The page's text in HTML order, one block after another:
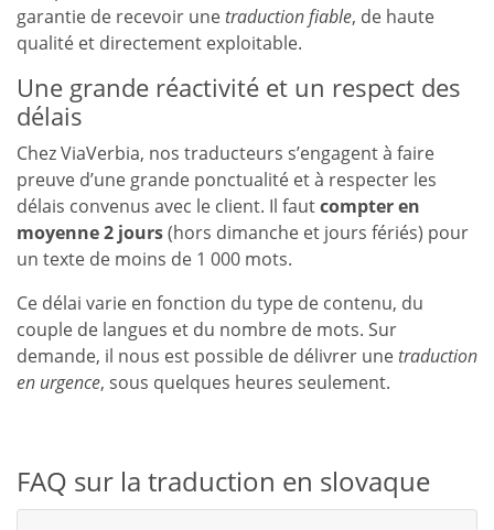
garantie de recevoir unetraduction fiable, de haute
qualité et directement exploitable.
Une grande réactivité et un respect des
délais
Chez ViaVerbia, nos traducteurs s’engagent à faire
preuve d’une grande ponctualité et à respecter les
délais convenus avec le client. Il fautcompter en
moyenne 2 jours(hors dimanche et jours fériés) pour
un texte de moins de 1 000 mots.
Ce délai varie en fonction du type de contenu, du
couple de langues et du nombre de mots. Sur
demande, il nous est possible de délivrer unetraduction
en urgence, sous quelques heures seulement.
FAQ sur la traduction en slovaque